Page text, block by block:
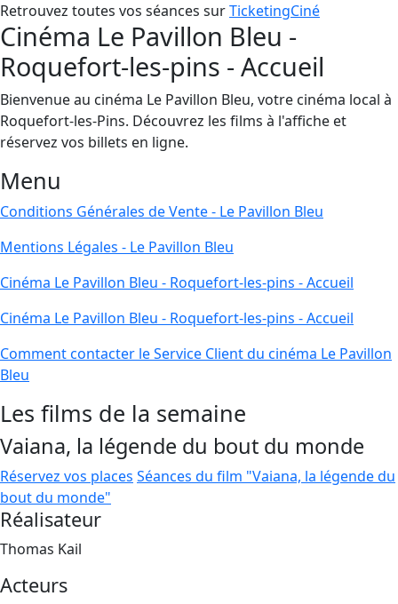
Retrouvez toutes vos séances surTicketingCiné
Cinéma Le Pavillon Bleu -
Roquefort-les-pins - Accueil
Bienvenue au cinéma Le Pavillon Bleu, votre cinéma local à
Roquefort-les-Pins. Découvrez les films à l'affiche et
réservez vos billets en ligne.
Menu
Conditions Générales de Vente - Le Pavillon Bleu
Mentions Légales - Le Pavillon Bleu
Cinéma Le Pavillon Bleu - Roquefort-les-pins - Accueil
Cinéma Le Pavillon Bleu - Roquefort-les-pins - Accueil
Comment contacter le Service Client du cinéma Le Pavillon
Bleu
Les films de la semaine
Vaiana, la légende du bout du monde
Réservez vos places Séances du film "Vaiana, la légende du
bout du monde"
Réalisateur
Thomas Kail
Acteurs